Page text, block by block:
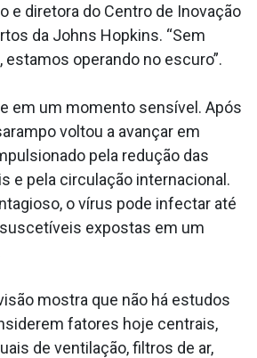
e diretora do Centro de Inovação
da Johns Hopkins. “Sem
estamos operando no escuro”.
em um momento sensível. Após
voltou a avançar em
pela redução das
e pela circulação internacional.
o vírus pode infectar até
expostas em um
mostra que não há estudos
fatores hoje centrais,
de ventilação, filtros de ar,